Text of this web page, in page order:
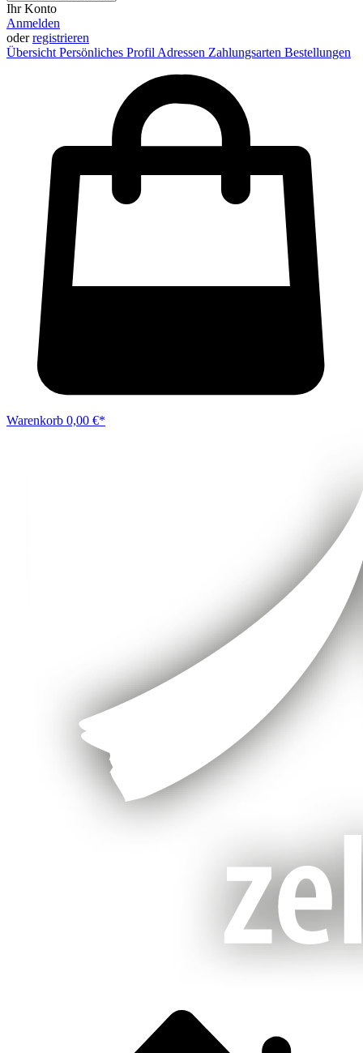
Ihr Konto
Anmelden
oderregistrieren
Übersicht Persönliches Profil Adressen Zahlungsarten Bestellungen
Warenkorb 0,00 €*